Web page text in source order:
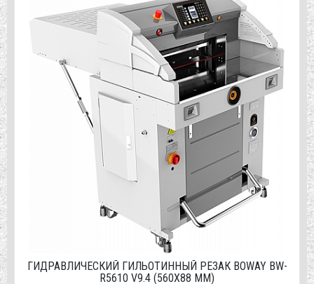
ГИДРАВЛИЧЕСКИЙ ГИЛЬОТИННЫЙ РЕЗАК BOWAY BW-
R5610 V9.4 (560Х88 ММ)